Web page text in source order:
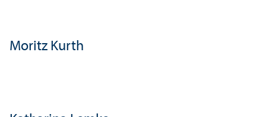
Moritz Kurth